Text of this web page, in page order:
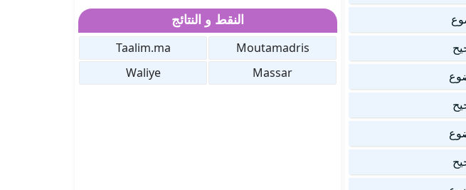
النقط و النتائج
Moutamadris
Taalim.ma
Massar
Waliye